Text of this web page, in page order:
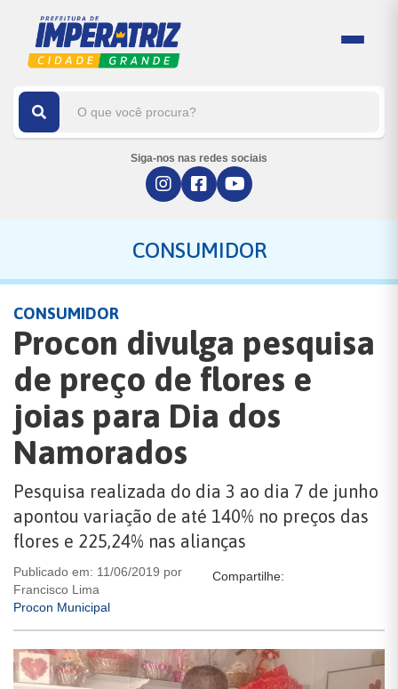
Siga-nos nas redes sociais
CONSUMIDOR
CONSUMIDOR
Procon divulga pesquisa
de preço de flores e
joias para Dia dos
Namorados
Pesquisa realizada do dia 3 ao dia 7 de junho
apontou variação de até 140% no preços das
flores e 225,24% nas alianças
Publicado em: 11/06/2019 por
Francisco Lima
Procon Municipal
Compartilhe: